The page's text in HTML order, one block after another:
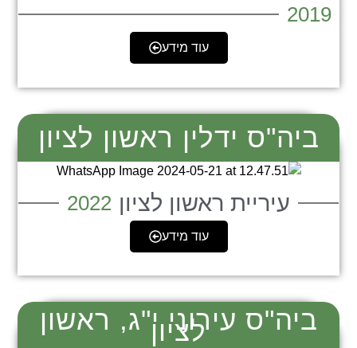
2019
עוד מידע
ביה"ס ידלין ראשון לציון
עיריית ראשון לציון 2022
עוד מידע
ביה"ס עירוני י"ג, ראשון
לציון